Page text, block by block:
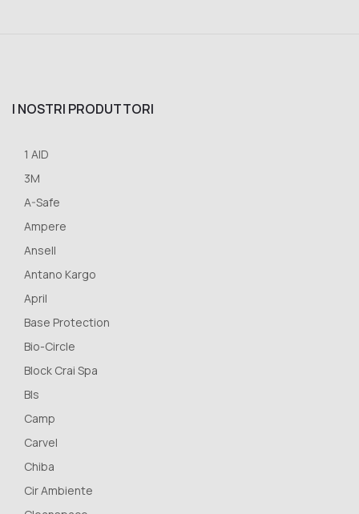
I NOSTRI PRODUTTORI
1 AID
3M
A-Safe
Ampere
Ansell
Antano Kargo
April
Base Protection
Bio-Circle
Block Crai Spa
Bls
Camp
Carvel
Chiba
Cir Ambiente